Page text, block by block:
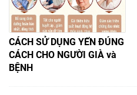
CÁCH SỬ DỤNG YẾN ĐÚNG
CÁCH CHO NGƯỜI GIÀ và
BỆNH